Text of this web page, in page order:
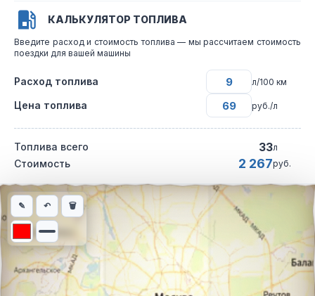
КАЛЬКУЛЯТОР ТОПЛИВА
Введите расход и стоимость топлива — мы рассчитаем стоимость
поездки для вашей машины
Расход топлива л/100 км
Цена топлива руб./л
Топлива всего 33л
Стоимость 2 267руб.
Интерактивная карта автомобильного маршрута из города
✎ ↶ 🗑